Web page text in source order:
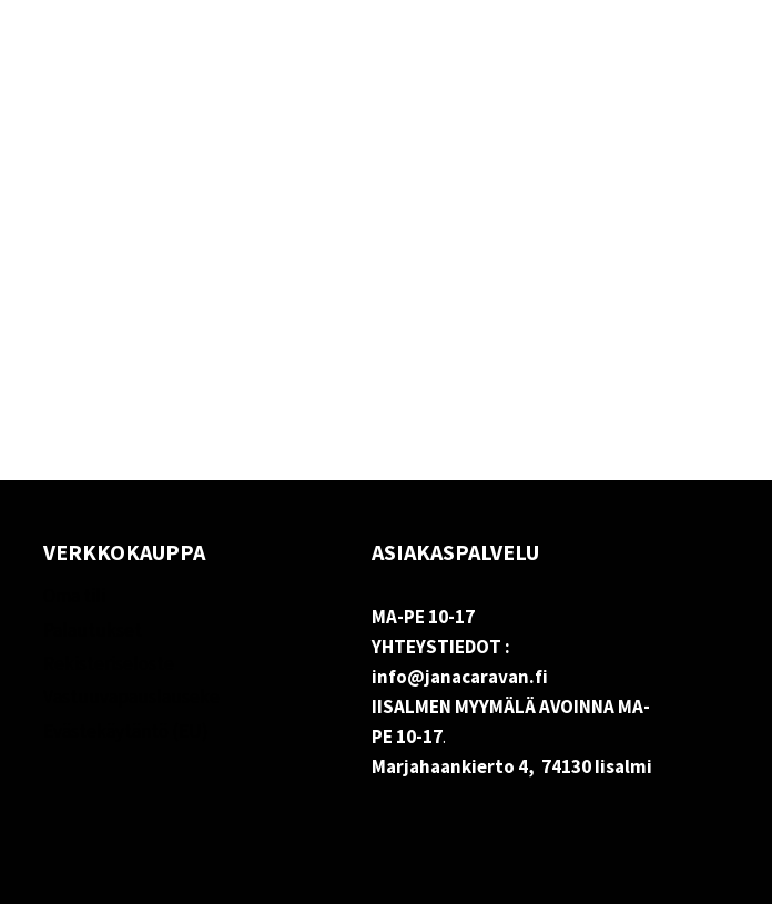
VERKKOKAUPPA ASIAKASPALVELU
MA-PE 10-17
YHTEYSTIEDOT :
info@janacaravan.fi
IISALMEN MYYMÄLÄ AVOINNA MA-
PE 10-17.
Marjahaankierto 4, 74130 Iisalmi